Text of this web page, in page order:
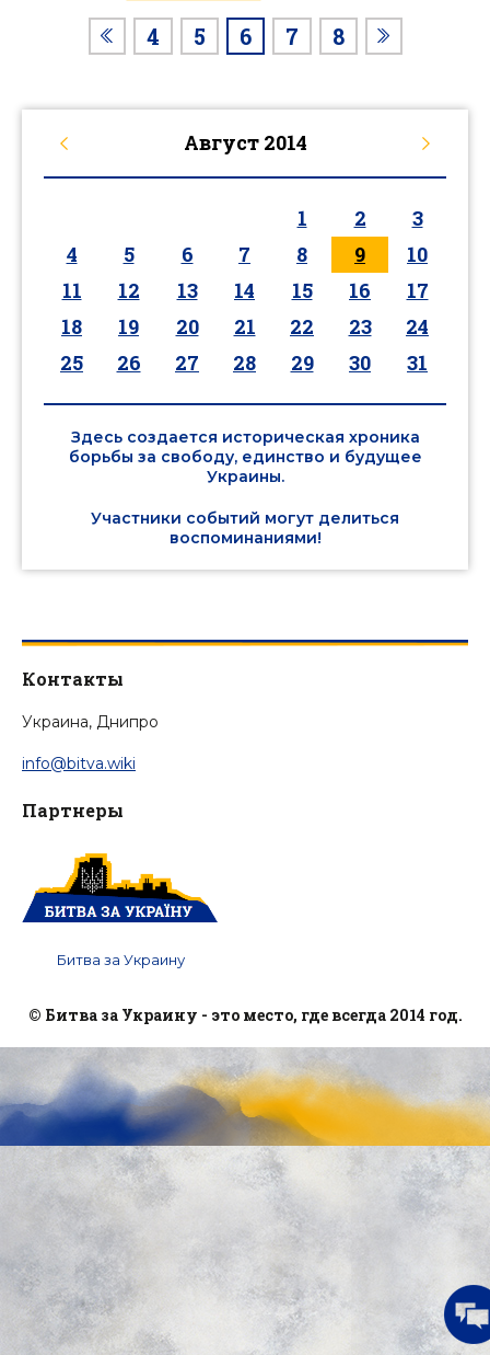
4 5 6 7 8
Август 2014
1 2
3
4
5 6 7 8 9
10
11
12 13 14 15 16
17
18
19 20 21 22 23
24
25
26 27 28 29 30 31
Здесь создается историческая хроника
борьбы за свободу, единство и будущее
Украины.
Участники событий могут делиться
воспоминаниями!
Контакты
Украина, Днипро
info@bitva.wiki
Партнеры
Битва за Украину
© Битва за Украину - это место, где всегда 2014 год.